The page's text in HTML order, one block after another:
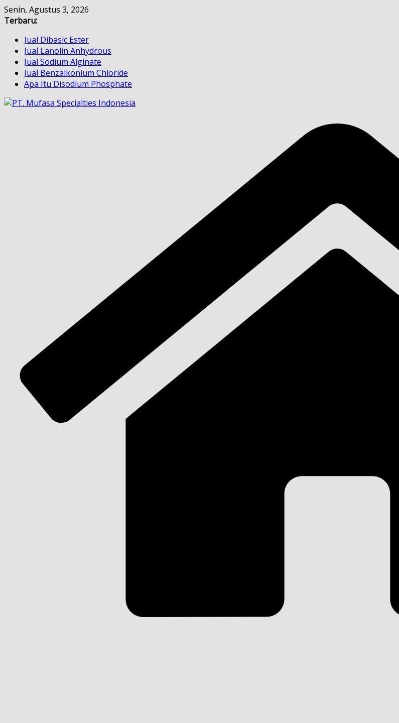
Skip
to
Senin, Agustus 3, 2026
Terbaru:
Jual Dibasic Ester
Jual Lanolin Anhydrous
Jual Sodium Alginate
Jual Benzalkonium Chloride
Apa Itu Disodium Phosphate